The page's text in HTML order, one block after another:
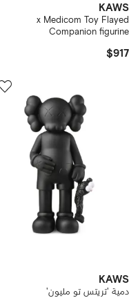
KAWS
x Medicom Toy Flayed
Companion figurine
$917
KAWS
دمية 'تريتس تو مليون'